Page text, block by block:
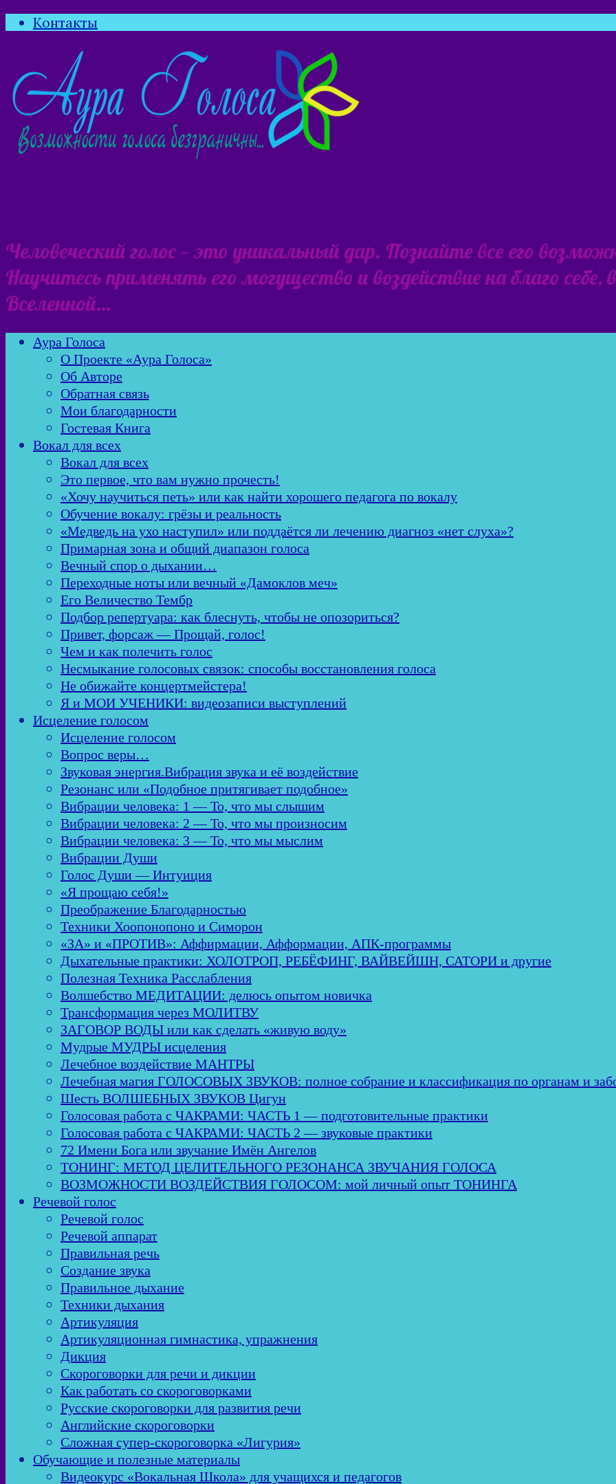
Контакты
Человеческий голос — это уникальный дар. Познайте все его
Научитесь применять его могущество и воздействие на благо
Вселенной…
Аура Голоса
О Проекте «Аура Голоса»
Об Авторе
Обратная связь
Мои благодарности
Гостевая Книга
Вокал для всех
Вокал для всех
Это первое, что вам нужно прочесть!
«Хочу научиться петь» или как найти хорошего педагога по вокалу
Обучение вокалу: грёзы и реальность
«Медведь на ухо наступил» или поддаётся ли лечению диагноз «нет слуха»?
Примарная зона и общий диапазон голоса
Вечный спор о дыхании…
Переходные ноты или вечный «Дамоклов меч»
Его Величество Тембр
Подбор репертуара: как блеснуть, чтобы не опозориться?
Привет, форсаж — Прощай, голос!
Чем и как полечить голос
Несмыкание голосовых связок: способы восстановления голоса
Не обижайте концертмейстера!
Я и МОИ УЧЕНИКИ: видеозаписи выступлений
Исцеление голосом
Исцеление голосом
Вопрос веры…
Звуковая энергия.Вибрация звука и её воздействие
Резонанс или «Подобное притягивает подобное»
Вибрации человека: 1 — То, что мы слышим
Вибрации человека: 2 — То, что мы произносим
Вибрации человека: 3 — То, что мы мыслим
Вибрации Души
Голос Души — Интуиция
«Я прощаю себя!»
Преображение Благодарностью
Техники Хоопонопоно и Симорон
«ЗА» и «ПРОТИВ»: Аффирмации, Афформации, АПК-программы
Дыхательные практики: ХОЛОТРОП, РЕБЁФИНГ, ВАЙВЕЙШН, САТОРИ и другие
Полезная Техника Расслабления
Волшебство МЕДИТАЦИИ: делюсь опытом новичка
Трансформация через МОЛИТВУ
ЗАГОВОР ВОДЫ или как сделать «живую воду»
Мудрые МУДРЫ исцеления
Лечебное воздействие МАНТРЫ
Лечебная магия ГОЛОСОВЫХ ЗВУКОВ: полное собрание и классификация по органам и
Шесть ВОЛШЕБНЫХ ЗВУКОВ Цигун
Голосовая работа с ЧАКРАМИ: ЧАСТЬ 1 — подготовительные практики
Голосовая работа с ЧАКРАМИ: ЧАСТЬ 2 — звуковые практики
72 Имени Бога или звучание Имён Ангелов
ТОНИНГ: МЕТОД ЦЕЛИТЕЛЬНОГО РЕЗОНАНСА ЗВУЧАНИЯ ГОЛОСА
ВОЗМОЖНОСТИ ВОЗДЕЙСТВИЯ ГОЛОСОМ: мой личный опыт ТОНИНГА
Речевой голос
Речевой голос
Речевой аппарат
Правильная речь
Создание звука
Правильное дыхание
Техники дыхания
Артикуляция
Артикуляционная гимнастика, упражнения
Дикция
Скороговорки для речи и дикции
Как работать со скороговорками
Русские скороговорки для развития речи
Английские скороговорки
Сложная супер-скороговорка «Лигурия»
Обучающие и полезные материалы
Видеокурс «Вокальная Школа» для учащихся и педагогов